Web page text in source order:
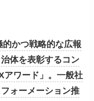
かつ戦略的な広報
体を表彰するコン
アワード」。一般社
ォーメーション推